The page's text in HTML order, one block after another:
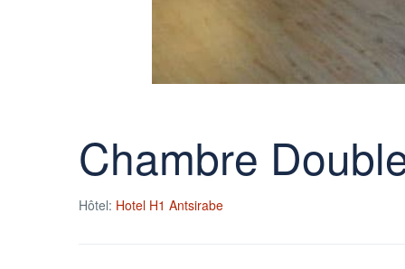
Chambre
Hôtel: Hotel H1 Antsirabe